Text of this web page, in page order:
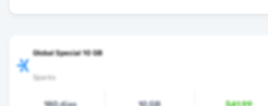
Global Special 10 GB
Sparks